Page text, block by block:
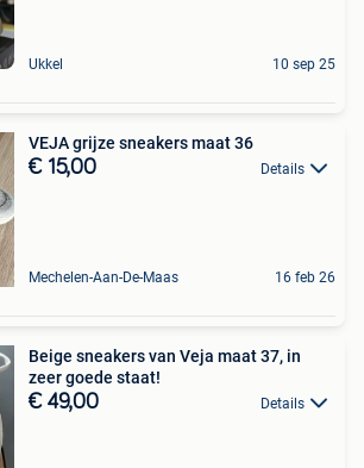
Ukkel 10 sep 25
VEJA grijze sneakers maat 36
€ 15,00 Details
Mechelen-Aan-De-Maas 16 feb 26
Beige sneakers van Veja maat 37, in
zeer goede staat!
€ 49,00 Details